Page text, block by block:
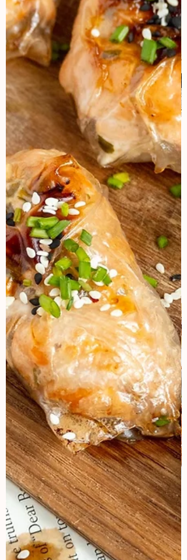
Aprende a hacer contenido
viral
¿Cual es la sensación del momento?
¡Los vídeos! Aquí vas a aprender como
lograr que tus vídeos tengo miles de
views.
Aparta tu lugar
Colaboraciones
Si eres una marca que le gustaría
colaborar conmigo, mándame un mail